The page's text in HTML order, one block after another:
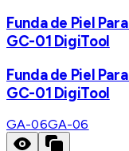
Funda de Piel
GC-01 DigiTool
Funda de Piel
GC-01 DigiTool
GA-06GA-06